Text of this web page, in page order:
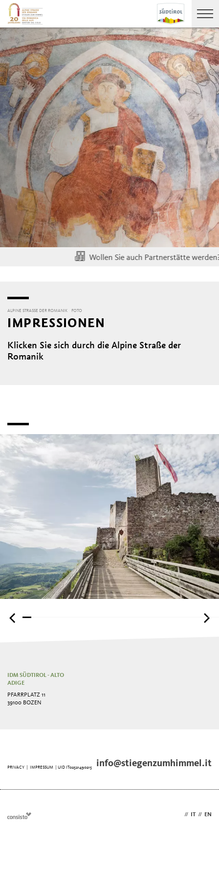
Wollen Sie auch Partnerstätte
ALPINE STRASSE DER ROMANIK FOTO
IMPRESSIONEN
Klicken Sie sich durch die Alpine Straße der
Romanik
IDM SÜDTIROL - ALTO
ADIGE
PFARRPLATZ 11
39100 BOZEN
info@stiegenzumhimmel.it
PRIVACY IMPRESSUM | UID IT02521490215
// IT // EN